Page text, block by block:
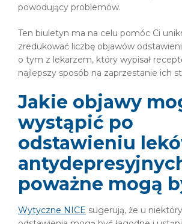
powodujący problemów.
Ten biuletyn ma na celu pomóc Ci
zredukować liczbę objawów
o tym z lekarzem, który wypisał
najlepszy sposób na zaprzestanie ich
Jakie objawy
wystąpić po
odstawieniu
poważne mogą
Wytyczne NICE sugerują, że u